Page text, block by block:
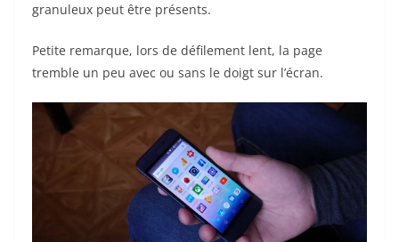
granuleux peut être présents.
Petite remarque, lors de défilement lent, la page
tremble un peu avec ou sans le doigt sur l’écran.